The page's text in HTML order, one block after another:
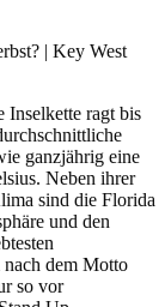
| Key West
Inselkette ragt bis
ganzjährig eine
Neben ihrer
sind die Florida
und den
dem Motto
so vor